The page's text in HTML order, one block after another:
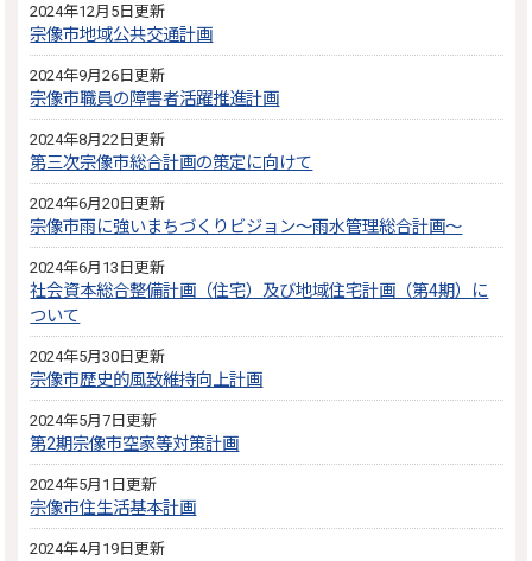
2024年12月5日更新
宗像市地域公共交通計画
2024年9月26日更新
宗像市職員の障害者活躍推進計画
2024年8月22日更新
第三次宗像市総合計画の策定に向けて
2024年6月20日更新
宗像市雨に強いまちづくりビジョン～雨水管理総合計画～
2024年6月13日更新
社会資本総合整備計画（住宅）及び地域住宅計画（第4期）に
ついて
2024年5月30日更新
宗像市歴史的風致維持向上計画
2024年5月7日更新
第2期宗像市空家等対策計画
2024年5月1日更新
宗像市住生活基本計画
2024年4月19日更新